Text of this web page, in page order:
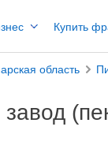
Купить
область